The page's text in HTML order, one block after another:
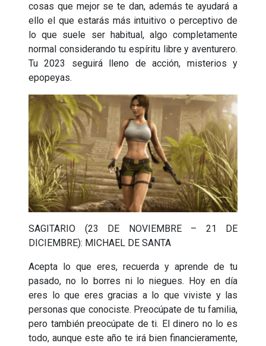
cosas que mejor se te dan, además te ayudará a
ello el que estarás más intuitivo o perceptivo de
lo que suele ser habitual, algo completamente
normal considerando tu espíritu libre y aventurero.
Tu 2023 seguirá lleno de acción, misterios y
epopeyas.
SAGITARIO (23 DE NOVIEMBRE – 21 DE
DICIEMBRE): MICHAEL DE SANTA
Acepta lo que eres, recuerda y aprende de tu
pasado, no lo borres ni lo niegues. Hoy en día
eres lo que eres gracias a lo que viviste y las
personas que conociste. Preocúpate de tu familia,
pero también preocúpate de ti. El dinero no lo es
todo, aunque este año te irá bien financieramente,